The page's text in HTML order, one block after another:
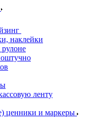
наклейки
ленту
ценники и маркеры